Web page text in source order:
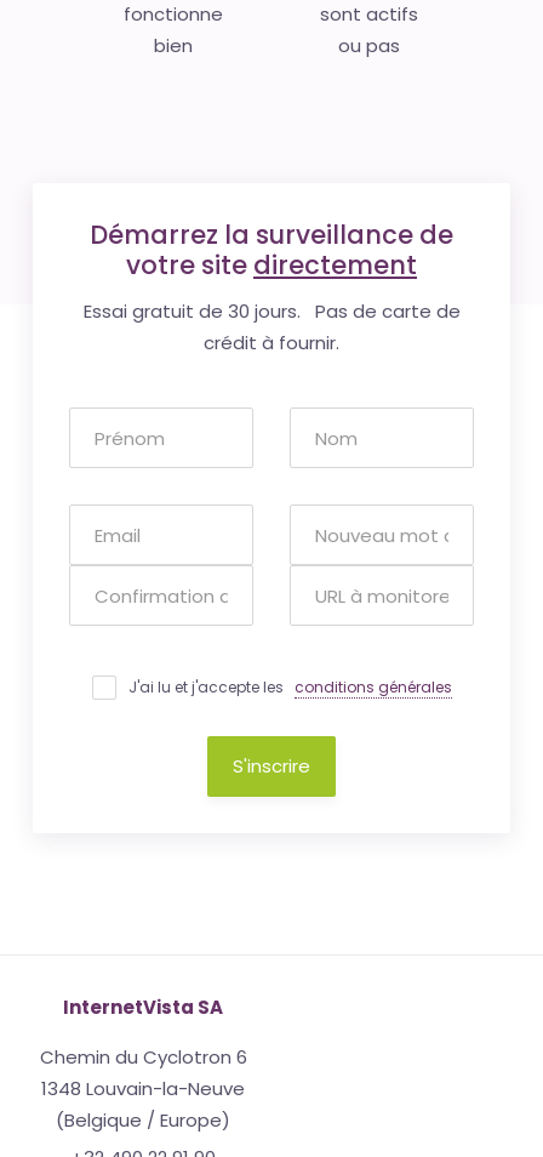
fonctionne
bien
sont actifs
ou pas
Démarrez la surveillance de
votre site directement
Essai gratuit de 30 jours. Pas de carte de
crédit à fournir.
J'ai lu et j'accepte les conditions générales
S'inscrire
InternetVista SA
Chemin du Cyclotron 6
1348 Louvain-la-Neuve
(Belgique / Europe)